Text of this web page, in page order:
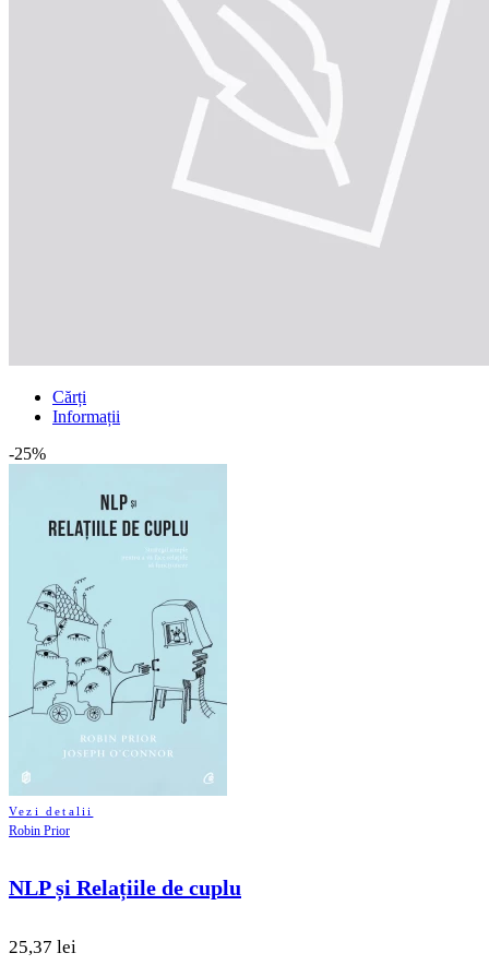
Cărți
Informații
-25%
Vezi detalii
Robin Prior
NLP și Relațiile de cuplu
25,37 lei